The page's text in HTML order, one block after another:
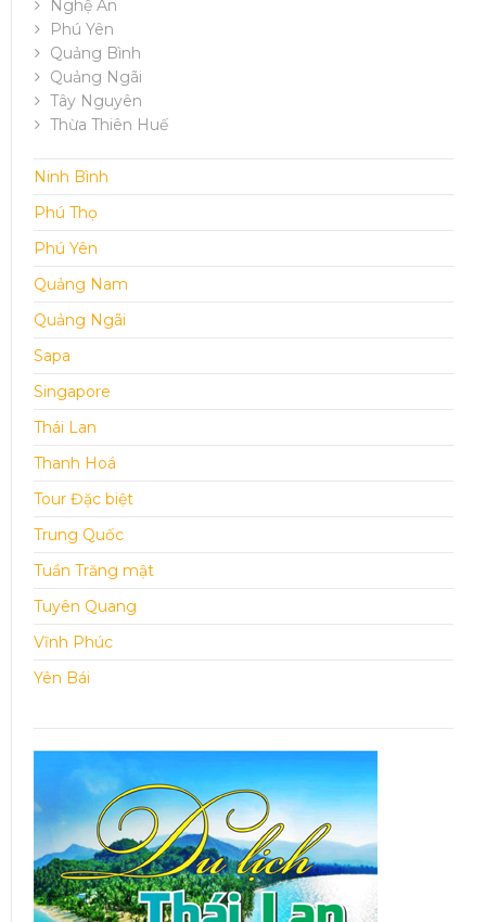
Nghệ An
Phú Yên
Quảng Bình
Quảng Ngãi
Tây Nguyên
Thừa Thiên Huế
Ninh Bình
Phú Thọ
Phú Yên
Quảng Nam
Quảng Ngãi
Sapa
Singapore
Thái Lan
Thanh Hoá
Tour Đặc biệt
Trung Quốc
Tuần Trăng mật
Tuyên Quang
Vĩnh Phúc
Yên Bái